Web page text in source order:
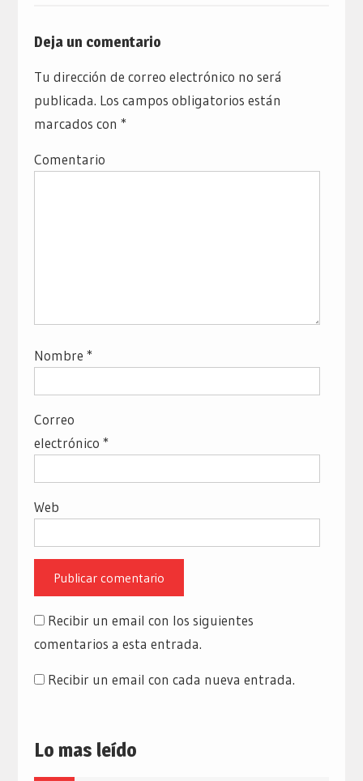
Deja un comentario
Tu dirección de correo electrónico no será
publicada. Los campos obligatorios están
marcados con *
Comentario
Nombre *
Correo
electrónico *
Web
Recibir un email con los siguientes
comentarios a esta entrada.
Recibir un email con cada nueva entrada.
Lo mas leído